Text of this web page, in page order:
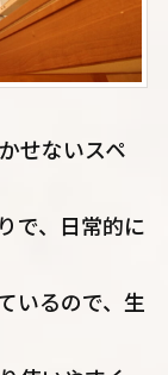
せないスペ
で、日常的に
いるので、生